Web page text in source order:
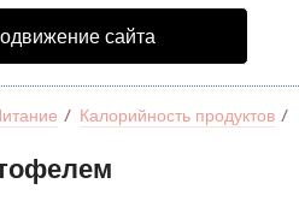
сайта
Калорийность продуктов